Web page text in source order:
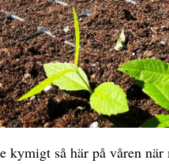
kymigt så här på våren